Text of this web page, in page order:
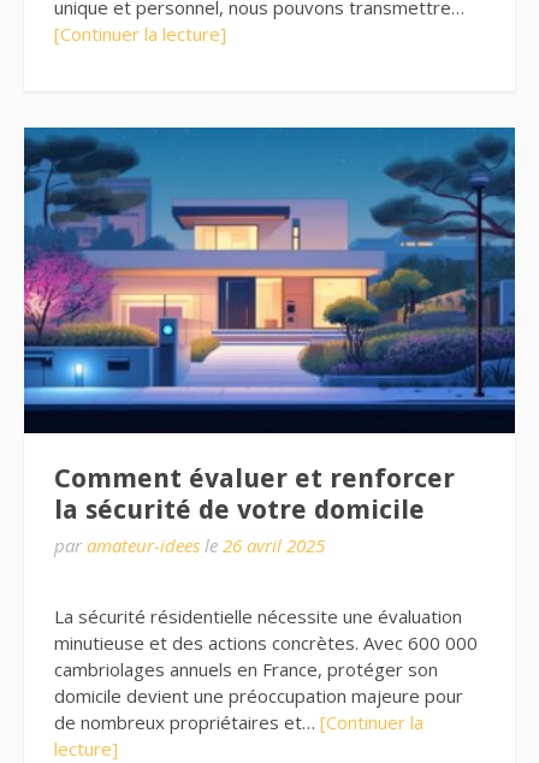
unique et personnel, nous pouvons transmettre…
[Continuer la lecture]
Comment évaluer et renforcer
la sécurité de votre domicile
par amateur-idees le 26 avril 2025
La sécurité résidentielle nécessite une évaluation
minutieuse et des actions concrètes. Avec 600 000
cambriolages annuels en France, protéger son
domicile devient une préoccupation majeure pour
de nombreux propriétaires et… [Continuer la
lecture]